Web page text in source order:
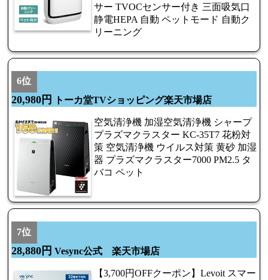
サー TVOCセンサー付き 三面吸気口
静電HEPA 自動 ペットモード 自動ク
リーニング
6位
20,980円 トーカ堂TVショッピング楽天市場店
空気清浄機 加湿空気清浄機 シャープ
プラズマクラスター KC-35T7 花粉対
策 空気清浄機 ウイルス対策 黄砂 加湿
器 プラズマクラスター7000 PM2.5 タ
バコ ペット
7位
28,880円 Vesync公式 楽天市場店
【3,700円OFFクーポン】Levoit スマー